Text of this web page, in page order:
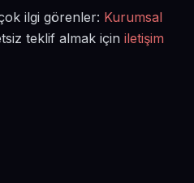
ilgi görenler: Kurumsal
teklif almak için iletişim